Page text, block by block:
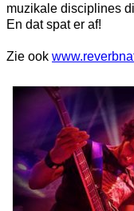
muzikale disciplines
En dat spat er af!
Zie ook